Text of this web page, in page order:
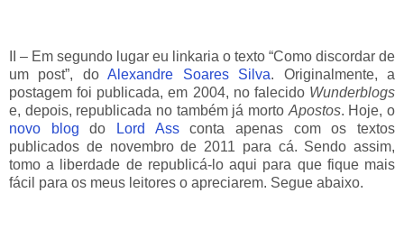
II – Em segundo lugar eu linkaria o texto “Como discordar de
um post”, doAlexandre Soares Silva. Originalmente, a
postagem foi publicada, em 2004, no falecido Wunderblogs
e, depois, republicada no também já morto Apostos. Hoje, o
novo blog do Lord Assconta apenas com os textos
publicados de novembro de 2011 para cá. Sendo assim,
tomo a liberdade de republicá-lo aqui para que fique mais
fácil para os meus leitores o apreciarem. Segue abaixo.